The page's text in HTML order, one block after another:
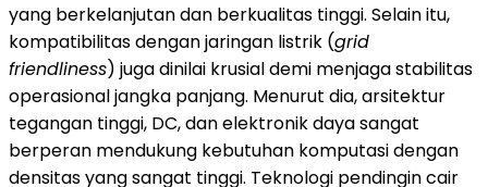
yang berkelanjutan dan berkualitas tinggi. Selain itu,
kompatibilitas dengan jaringan listrik (grid
friendliness) juga dinilai krusial demi menjaga stabilitas
operasional jangka panjang. Menurut dia, arsitektur
tegangan tinggi, DC, dan elektronik daya sangat
berperan mendukung kebutuhan komputasi dengan
densitas yang sangat tinggi. Teknologi pendingin cair